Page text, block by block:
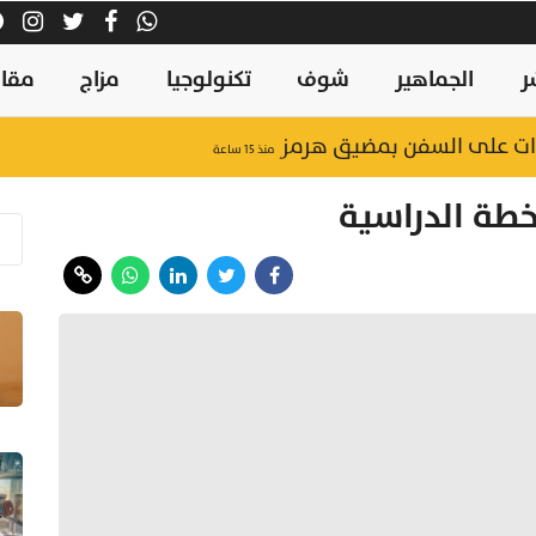
الجماهير شوف تكنولوجيا مزاج
على السفن بمضيق هرمز منذ ١٥ ساعة
الدراسية